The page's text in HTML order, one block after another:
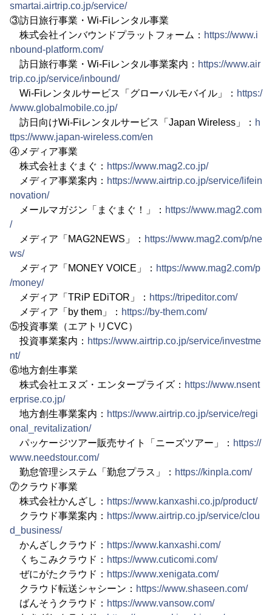
smartai.airtrip.co.jp/service/
③訪日旅行事業・Wi-Fiレンタル事業
株式会社インバウンドプラットフォーム： https://www.i
nbound-platform.com/
訪日旅行事業・Wi-Fiレンタル事業案内： https://www.air
trip.co.jp/service/inbound/
Wi-Fiレンタルサービス「グローバルモバイル」： https:/
/www.globalmobile.co.jp/
訪日向けWi-Fiレンタルサービス「Japan Wireless」： h
ttps://www.japan-wireless.com/en
④メディア事業
株式会社まぐまぐ： https://www.mag2.co.jp/
メディア事業案内： https://www.airtrip.co.jp/service/lifein
novation/
メールマガジン「まぐまぐ！」： https://www.mag2.com
/
メディア「MAG2NEWS」： https://www.mag2.com/p/ne
ws/
メディア「MONEY VOICE」： https://www.mag2.com/p
/money/
メディア「TRiP EDiTOR」： https://tripeditor.com/
メディア「by them」： https://by-them.com/
⑤投資事業（エアトリCVC）
投資事業案内： https://www.airtrip.co.jp/service/investme
nt/
⑥地方創生事業
株式会社エヌズ・エンタープライズ： https://www.nsent
erprise.co.jp/
地方創生事業案内： https://www.airtrip.co.jp/service/regi
onal_revitalization/
パッケージツアー販売サイト「ニーズツアー」： https://
www.needstour.com/
勤怠管理システム「勤怠プラス」： https://kinpla.com/
⑦クラウド事業
株式会社かんざし： https://www.kanxashi.co.jp/product/
クラウド事業案内： https://www.airtrip.co.jp/service/clou
d_business/
かんざしクラウド： https://www.kanxashi.com/
くちこみクラウド： https://www.cuticomi.com/
ぜにがたクラウド： https://www.xenigata.com/
クラウド転送シャシーン： https://www.shaseen.com/
ばんそうクラウド： https://www.vansow.com/